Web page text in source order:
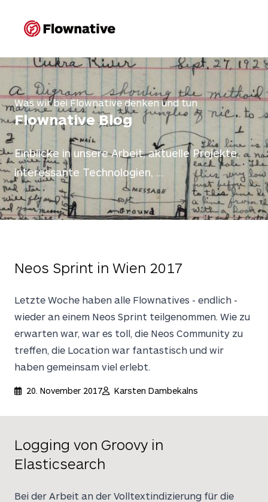
Go to main navigation
Go to content section
Go to the footer
Flownative
Was wir bei Flownative denken und tun
Flownative Blog
Einblicke in unsere Arbeit, aktuelle Projekte,
interessante Technologien, …
Neos Sprint in Wien 2017
Letzte Woche haben alle Flownatives - endlich -
wieder an einem Neos Sprint teilgenommen. Wie zu
erwarten war, war es toll, die Neos Community zu
treffen, die Location war fantastisch und wir
haben gemeinsam viel erlebt.
20. November 2017 Karsten Dambekalns
Logging von Groovy in
Elasticsearch
Bei der Arbeit an der Volltextindizierung für die